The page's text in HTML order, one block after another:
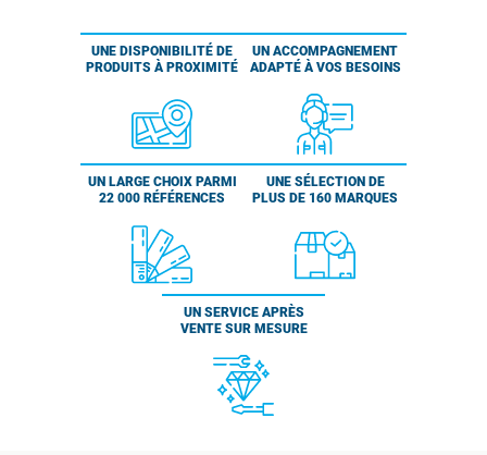
UNE DISPONIBILITÉ DE
PRODUITS À PROXIMITÉ
UN ACCOMPAGNEMENT
ADAPTÉ À VOS BESOINS
UN LARGE CHOIX PARMI
22 000 RÉFÉRENCES
UNE SÉLECTION DE
PLUS DE 160 MARQUES
UN SERVICE APRÈS
VENTE SUR MESURE